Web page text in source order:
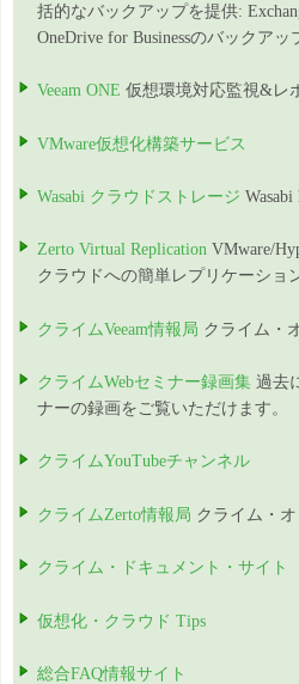
括的なバックアップを提供:
OneDrive for Businessのバックアッ
Veeam ONE 仮想環境対応監視&レ
VMware仮想化構築サービス
Wasabi クラウドストレージ Wasabi
Zerto Virtual Replication VMware/
クラウドへの簡単レプリケーショ
クライムVeeam情報局 クライム・
クライムWebセミナー録画集 過去
ナーの録画をご覧いただけます。
クライムYouTubeチャンネル
クライムZerto情報局 クライム・
クライム・ドキュメント・サイト
仮想化・クラウド Tips
総合FAQ情報サイト